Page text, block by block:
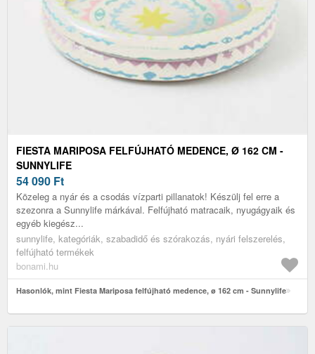
FIESTA MARIPOSA FELFÚJHATÓ MEDENCE, Ø 162 CM -
SUNNYLIFE
54 090 Ft
Közeleg a nyár és a csodás vízparti pillanatok! Készülj fel erre a
szezonra a Sunnylife márkával. Felfújható matracaik, nyugágyaik és
egyéb kiegész...
sunnylife, kategóriák, szabadidő és szórakozás, nyári felszerelés,
felfújható termékek
bonami.hu
Hasonlók, mint Fiesta Mariposa felfújható medence, ø 162 cm - Sunnylife